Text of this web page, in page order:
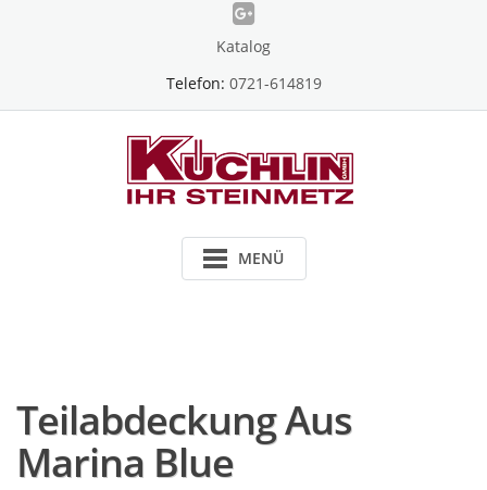
Katalog
Telefon: 0721-614819
MENÜ
Teilabdeckung Aus
Marina Blue